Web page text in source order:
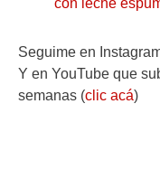
con leche
Seguime en
Y en YouTube que
semanas (clic acá)